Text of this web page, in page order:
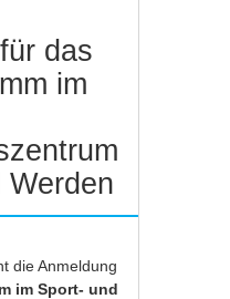
das
im
Werden
die Anmeldung
im Sport- und